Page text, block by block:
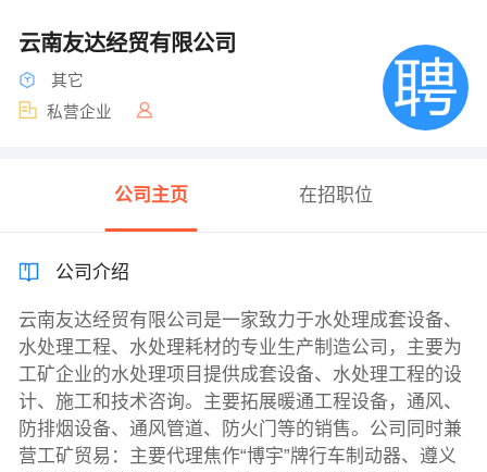
云南友达经贸有限公司
其它
私营企业
公司主页 在招职位
公司介绍
云南友达经贸有限公司是一家致力于水处理成套设备、
水处理工程、水处理耗材的专业生产制造公司，主要为
工矿企业的水处理项目提供成套设备、水处理工程的设
计、施工和技术咨询。主要拓展暖通工程设备，通风、
防排烟设备、通风管道、防火门等的销售。公司同时兼
营工矿贸易：主要代理焦作“博宇”牌行车制动器、遵义